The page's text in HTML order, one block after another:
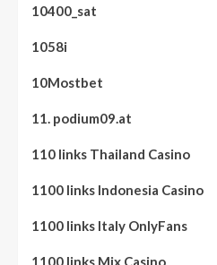
10400_sat
1058i
10Mostbet
11. podium09.at
110 links Thailand Casino
1100 links Indonesia Casino
1100 links Italy OnlyFans